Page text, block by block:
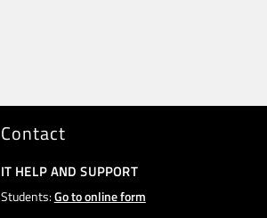
Contact
IT HELP AND SUPPORT
Students:Go to online form